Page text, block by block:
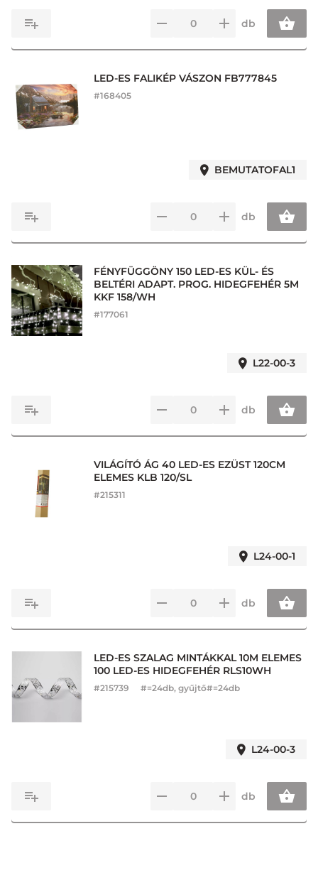
db
LED-ES FALIKÉP VÁSZON FB777845
#168405
BEMUTATOFAL1
db
FÉNYFÜGGÖNY 150 LED-ES KÜL- ÉS
BELTÉRI ADAPT. PROG. HIDEGFEHÉR 5M
KKF 158/WH
#177061
L22-00-3
db
VILÁGÍTÓ ÁG 40 LED-ES EZÜST 120CM
ELEMES KLB 120/SL
#215311
L24-00-1
db
LED-ES SZALAG MINTÁKKAL 10M ELEMES
100 LED-ES HIDEGFEHÉR RLS10WH
#215739 #=24db, gyűjtő#=24db
L24-00-3
db